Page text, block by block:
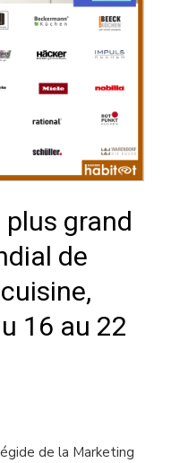
plus grand
de
16 au 22
de la Marketing